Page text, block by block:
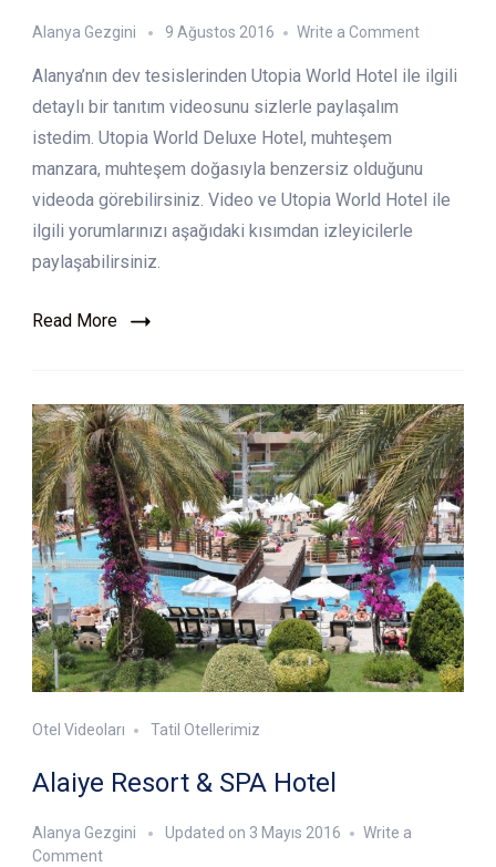
Alanya Gezgini 9 Ağustos 2016 Write a Commenton
World
Alanya’nın dev tesislerinden Utopia World Hotel ile ilgili
detaylı bir tanıtım videosunu sizlerle paylaşalım
istedim. Utopia World Deluxe Hotel, muhteşem
manzara, muhteşem doğasıyla benzersiz olduğunu
videoda görebilirsiniz. Video ve Utopia World Hotel ile
ilgili yorumlarınızı aşağıdaki kısımdan izleyicilerle
paylaşabilirsiniz.
Read More
Otel Videoları Tatil Otellerimiz
Alaiye Resort & SPA Hotel
Alanya Gezgini Updated on 3 Mayıs 2016
Write a
Commenton